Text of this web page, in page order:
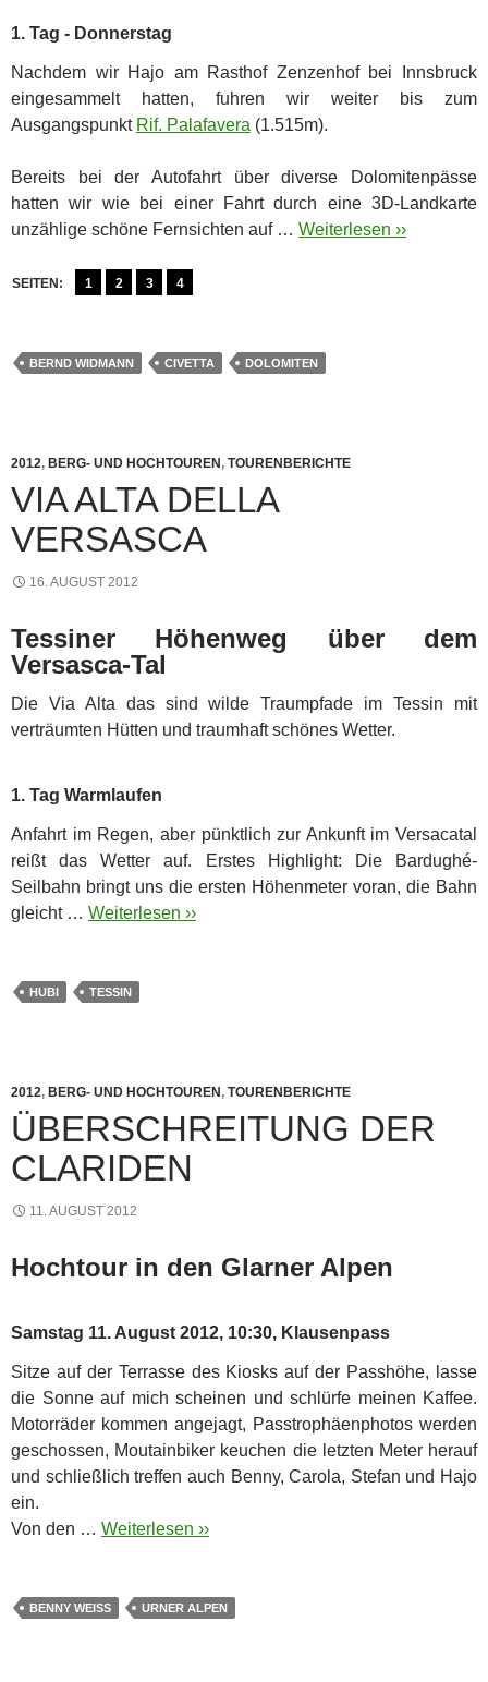
1. Tag - Donnerstag
Nachdem wir Hajo am Rasthof Zenzenhof bei Innsbruck
eingesammelt hatten, fuhren wir weiter bis zum
Ausgangspunkt Rif. Palafavera (1.515m).
Bereits bei der Autofahrt über diverse Dolomitenpässe
hatten wir wie bei einer Fahrt durch eine 3D-Landkarte
unzählige schöne Fernsichten auf … Weiterlesen ››
SEITEN: 1 2 3 4
BERND WIDMANN CIVETTA DOLOMITEN
2012, BERG- UND HOCHTOUREN, TOURENBERICHTE
VIA ALTA DELLA
VERSASCA
16. AUGUST 2012
Tessiner Höhenweg über dem
Versasca-Tal
Die Via Alta das sind wilde Traumpfade im Tessin mit
verträumten Hütten und traumhaft schönes Wetter.
1. Tag Warmlaufen
Anfahrt im Regen, aber pünktlich zur Ankunft im Versacatal
reißt das Wetter auf. Erstes Highlight: Die Bardughé-
Seilbahn bringt uns die ersten Höhenmeter voran, die Bahn
gleicht … Weiterlesen ››
HUBI TESSIN
2012, BERG- UND HOCHTOUREN, TOURENBERICHTE
ÜBERSCHREITUNG DER
CLARIDEN
11. AUGUST 2012
Hochtour in den Glarner Alpen
Samstag 11. August 2012, 10:30, Klausenpass
Sitze auf der Terrasse des Kiosks auf der Passhöhe, lasse
die Sonne auf mich scheinen und schlürfe meinen Kaffee.
Motorräder kommen angejagt, Passtrophäenphotos werden
geschossen, Moutainbiker keuchen die letzten Meter herauf
und schließlich treffen auch Benny, Carola, Stefan und Hajo
ein.
Von den … Weiterlesen ››
BENNY WEISS URNER ALPEN